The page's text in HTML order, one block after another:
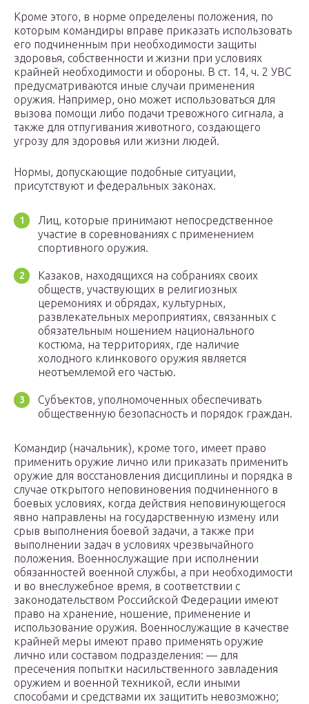
Кроме этого, в норме определены положения, по
которым командиры вправе приказать использовать
его подчиненным при необходимости защиты
здоровья, собственности и жизни при условиях
крайней необходимости и обороны. В ст. 14, ч. 2 УВС
предусматриваются иные случаи применения
оружия. Например, оно может использоваться для
вызова помощи либо подачи тревожного сигнала, а
также для отпугивания животного, создающего
угрозу для здоровья или жизни людей.
Нормы, допускающие подобные ситуации,
присутствуют и федеральных законах.
Лиц, которые принимают непосредственное
участие в соревнованиях с применением
спортивного оружия.
Казаков, находящихся на собраниях своих
обществ, участвующих в религиозных
церемониях и обрядах, культурных,
развлекательных мероприятиях, связанных с
обязательным ношением национального
костюма, на территориях, где наличие
холодного клинкового оружия является
неотъемлемой его частью.
Субъектов, уполномоченных обеспечивать
общественную безопасность и порядок граждан.
Командир (начальник), кроме того, имеет право
применить оружие лично или приказать применить
оружие для восстановления дисциплины и порядка в
случае открытого неповиновения подчиненного в
боевых условиях, когда действия неповинующегося
явно направлены на государственную измену или
срыв выполнения боевой задачи, а также при
выполнении задач в условиях чрезвычайного
положения. Военнослужащие при исполнении
обязанностей военной службы, а при необходимости
и во внеслужебное время, в соответствии с
законодательством Российской Федерации имеют
право на хранение, ношение, применение и
использование оружия. Военнослужащие в качестве
крайней меры имеют право применять оружие
лично или составом подразделения: — для
пресечения попытки насильственного завладения
оружием и военной техникой, если иными
способами и средствами их защитить невозможно;